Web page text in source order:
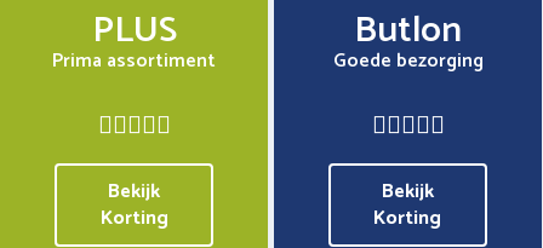
PLUS
Prima assortiment
Bekijk
Korting
Butlon
Goede bezorging
Bekijk
Korting